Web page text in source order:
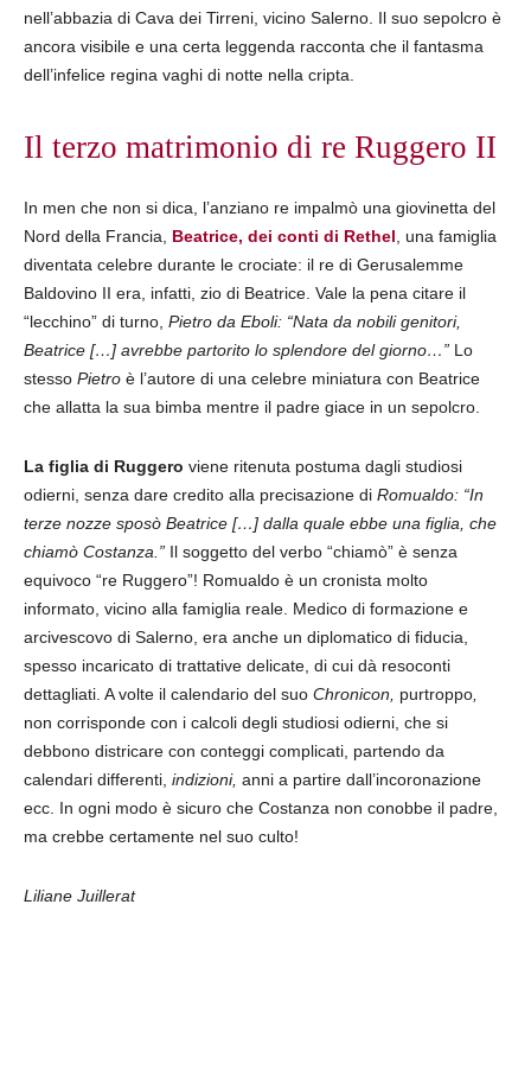
nell’abbazia di Cava dei Tirreni, vicino Salerno. Il suo sepolcro è
ancora visibile e una certa leggenda racconta che il fantasma
dell’infelice regina vaghi di notte nella cripta.
Il terzo matrimonio di re Ruggero II
In men che non si dica, l’anziano re impalmò una giovinetta del
Nord della Francia, Beatrice, dei conti di Rethel , una famiglia
diventata celebre durante le crociate: il re di Gerusalemme
Baldovino II era, infatti, zio di Beatrice. Vale la pena citare il
“lecchino” di turno, Pietro da Eboli: “Nata da nobili genitori,
Beatrice […] avrebbe partorito lo splendore del giorno…” Lo
stesso Pietro è l’autore di una celebre miniatura con Beatrice
che allatta la sua bimba mentre il padre giace in un sepolcro.
La figlia di Ruggero viene ritenuta postuma dagli studiosi
odierni, senza dare credito alla precisazione di Romualdo: “In
terze nozze sposò Beatrice […] dalla quale ebbe una figlia, che
chiamò Costanza.” Il soggetto del verbo “chiamò” è senza
equivoco “re Ruggero”! Romualdo è un cronista molto
informato, vicino alla famiglia reale. Medico di formazione e
arcivescovo di Salerno, era anche un diplomatico di fiducia,
spesso incaricato di trattative delicate, di cui dà resoconti
dettagliati. A volte il calendario del suo Chronicon, purtroppo
non corrisponde con i calcoli degli studiosi odierni, che si
debbono districare con conteggi complicati, partendo da
calendari differenti, indizioni, anni a partire dall’incoronazione
ecc. In ogni modo è sicuro che Costanza non conobbe il padre,
ma crebbe certamente nel suo culto!
Liliane Juillerat